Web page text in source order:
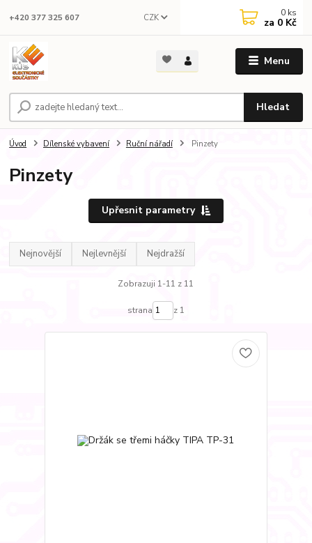
Menu
CZK
Hledat
+420 377 325 607 0 ks
za 0 Kč
Úvod Dílenské vybavení Ruční nářadí Pinzety
Pinzety
Upřesnit parametry
Nejnovější Nejlevnější Nejdražší
Zobrazuji 1-11 z 11
strana z 1